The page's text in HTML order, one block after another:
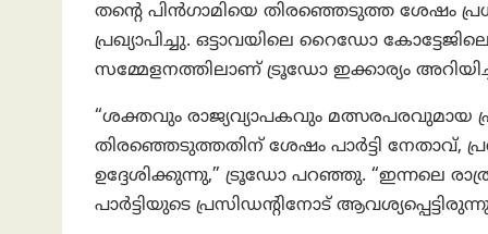
തൻ്റെ പിൻഗാമിയെ തിരഞ്ഞെടുത്ത ശേഷം
പ്രഖ്യാപിച്ചു. ഒട്ടാവയിലെ റൈഡോ
സമ്മേളനത്തിലാണ് ട്രൂഡോ ഇക്കാര്യം
“ശക്തവും രാജ്യവ്യാപകവും മത്സരപരവുമായ
തിരഞ്ഞെടുത്തതിന് ശേഷം പാർട്ടി നേതാവ്,
ഉദ്ദേശിക്കുന്നു,” ട്രൂഡോ പറഞ്ഞു. “ഇന്നലെ
പാർട്ടിയുടെ പ്രസിഡൻ്റിനോട്